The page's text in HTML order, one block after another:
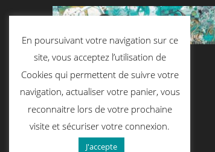
En poursuivant votre navigation sur ce
site, vous acceptez l’utilisation de
Cookies qui permettent de suivre votre
navigation, actualiser votre panier, vous
reconnaitre lors de votre prochaine
visite et sécuriser votre connexion.
J'accepte